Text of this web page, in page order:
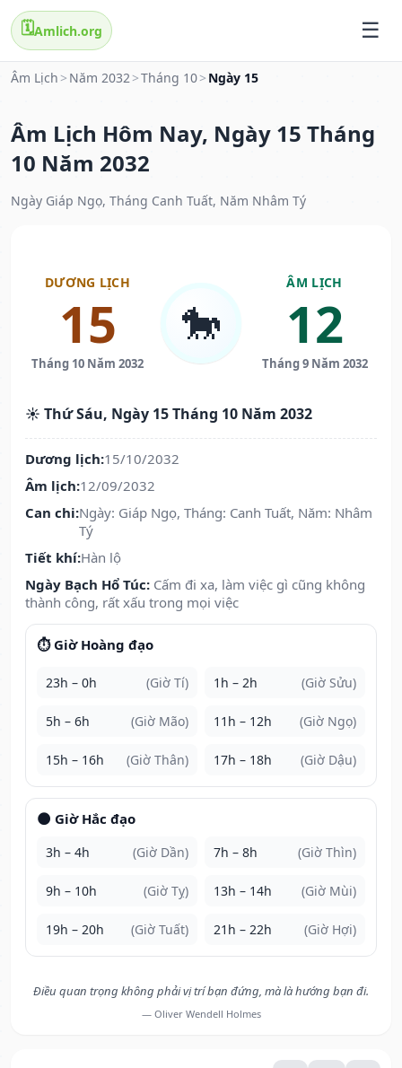
🗓️Amlich.org
Âm Lịch > Năm 2032>Tháng 10> Ngày 15
Âm Lịch Hôm Nay, Ngày 15 Tháng
10 Năm 2032
Ngày Giáp Ngọ, Tháng Canh Tuất, Năm Nhâm Tý
DƯƠNG LỊCH
15
Tháng 10 Năm 2032
🐎
ÂM LỊCH
12
Tháng 9 Năm 2032
☀️ Thứ Sáu, Ngày 15 Tháng 10 Năm 2032
Dương lịch:15/10/2032
Âm lịch:12/09/2032
Can chi:Ngày: Giáp Ngọ, Tháng: Canh Tuất, Năm: Nhâm
Tý
Tiết khí:Hàn lộ
Ngày Bạch Hổ Túc: Cấm đi xa, làm việc gì cũng không
thành công, rất xấu trong mọi việc
⏱️ Giờ Hoàng đạo
23h – 0h (Giờ Tí) 1h – 2h (Giờ Sửu)
5h – 6h (Giờ Mão) 11h – 12h (Giờ Ngọ)
15h – 16h (Giờ Thân) 17h – 18h (Giờ Dậu)
🌑 Giờ Hắc đạo
3h – 4h (Giờ Dần) 7h – 8h (Giờ Thìn)
9h – 10h (Giờ Tỵ) 13h – 14h (Giờ Mùi)
19h – 20h (Giờ Tuất) 21h – 22h (Giờ Hợi)
Điều quan trọng không phải vị trí bạn đứng, mà là hướng bạn đi.
— Oliver Wendell Holmes